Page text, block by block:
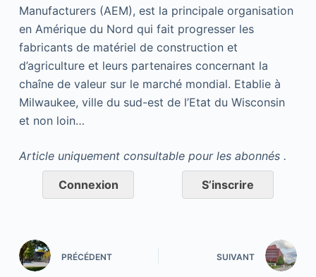
Manufacturers (AEM), est la principale organisation
en Amérique du Nord qui fait progresser les
fabricants de matériel de construction et
d’agriculture et leurs partenaires concernant la
chaîne de valeur sur le marché mondial. Etablie à
Milwaukee, ville du sud-est de l’Etat du Wisconsin
et non loin…
Article uniquement consultable pour les abonnés .
Connexion S’inscrire
PRÉCÉDENT SUIVANT